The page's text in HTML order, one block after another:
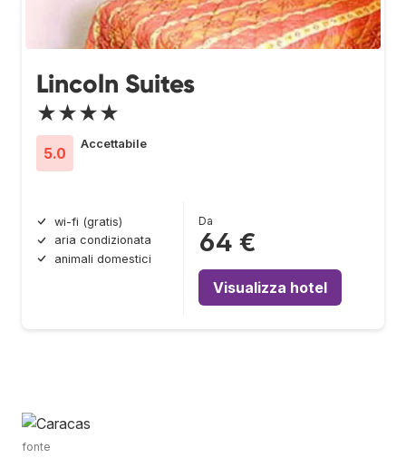
Lincoln Suites
★★★★
5.0
Accettabile
wi-fi (gratis)
aria condizionata
animali domestici
Da
64 €
Visualizza hotel
fonte